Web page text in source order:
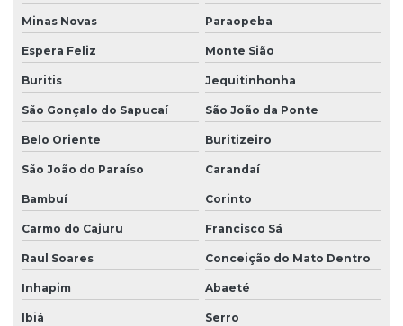
Minas Novas Paraopeba
Espera Feliz Monte Sião
Buritis Jequitinhonha
São Gonçalo do Sapucaí São João da Ponte
Belo Oriente Buritizeiro
São João do Paraíso Carandaí
Bambuí Corinto
Carmo do Cajuru Francisco Sá
Raul Soares Conceição do Mato Dentro
Inhapim Abaeté
Ibiá Serro